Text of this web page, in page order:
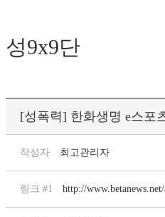
성9x9단
[성폭력] 한화생명 e스포
작성자 최고관리자
링크 #1 http://